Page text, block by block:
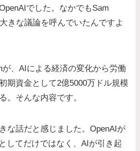
でした。なかでもSam
きな議論を呼んでいたんですよ
が、AIによる経済の変化から労働
期資金として2億5000万ドル規模
。そんな内容です。
な話だと感じました。OpenAIが
してだけではなく、AIが引き起